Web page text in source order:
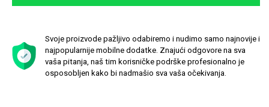
Svoje proizvode pažljivo odabiremo i nudimo samo najnovije i
najpopularnije mobilne dodatke. Znajući odgovore na sva
vaša pitanja, naš tim korisničke podrške profesionalno je
osposobljen kako bi nadmašio sva vaša očekivanja.
Love motivi I Need Some Space